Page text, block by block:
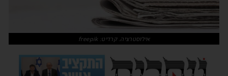
אילוסטרציה. קרדיט: freepik